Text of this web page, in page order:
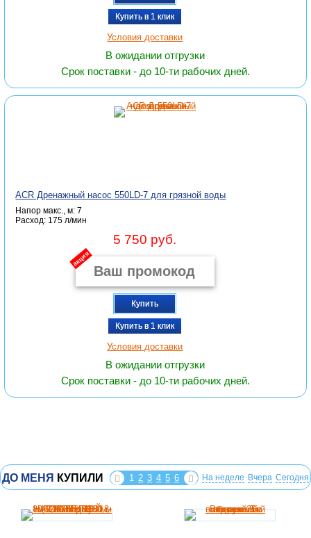
Купить в 1 клик
Условия доставки
В ожидании отгрузки
Срок поставки - до 10-ти рабочих дней.
ACR Дренажный насос 550LD-7 для грязной воды
Напор макс., м: 7
Расход: 175 л/мин
5 750 руб.
акция
Купить
Купить в 1 клик
Условия доставки
В ожидании отгрузки
Срок поставки - до 10-ти рабочих дней.
ДО МЕНЯ КУПИЛИ 1 2 3 4 5 6 На неделе Вчера Сегодня